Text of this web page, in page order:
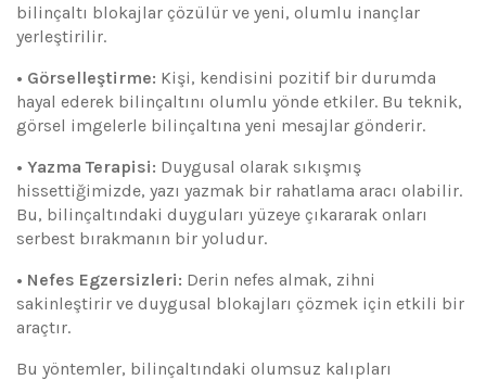
bilinçaltı blokajlar çözülür ve yeni, olumlu inançlar
yerleştirilir.
• Görselleştirme: Kişi, kendisini pozitif bir durumda
hayal ederek bilinçaltını olumlu yönde etkiler. Bu teknik,
görsel imgelerle bilinçaltına yeni mesajlar gönderir.
• Yazma Terapisi: Duygusal olarak sıkışmış
hissettiğimizde, yazı yazmak bir rahatlama aracı olabilir.
Bu, bilinçaltındaki duyguları yüzeye çıkararak onları
serbest bırakmanın bir yoludur.
• Nefes Egzersizleri: Derin nefes almak, zihni
sakinleştirir ve duygusal blokajları çözmek için etkili bir
araçtır.
Bu yöntemler, bilinçaltındaki olumsuz kalıpları